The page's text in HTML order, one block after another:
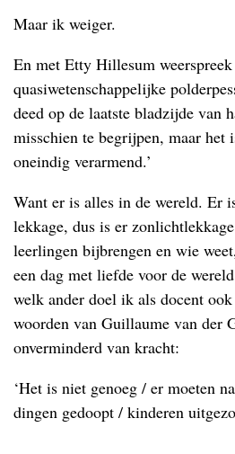
Maar ik weiger.
En met Etty Hillesum
quasiwetenschappelijke
deed op de laatste bladzijde van
misschien te begrijpen, maar het
oneindig verarmend.’
Want er is alles in de wereld. Er
lekkage, dus is er
leerlingen bijbrengen en wie
een dag met liefde voor de
welk ander doel ik als docent
woorden van Guillaume van der
onverminderd van kracht:
‘Het is niet genoeg / er moeten
dingen gedoopt / kinderen